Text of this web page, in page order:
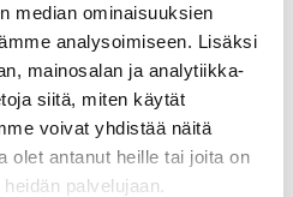
median ominaisuuksien
analysoimiseen. Lisäksi
mainosalan ja analytiikka-
siitä, miten käytät
voivat yhdistää näitä
olet antanut heille tai joita on
palvelujaan.